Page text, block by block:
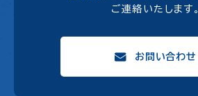
ご連絡いたします。
お問い合わせ